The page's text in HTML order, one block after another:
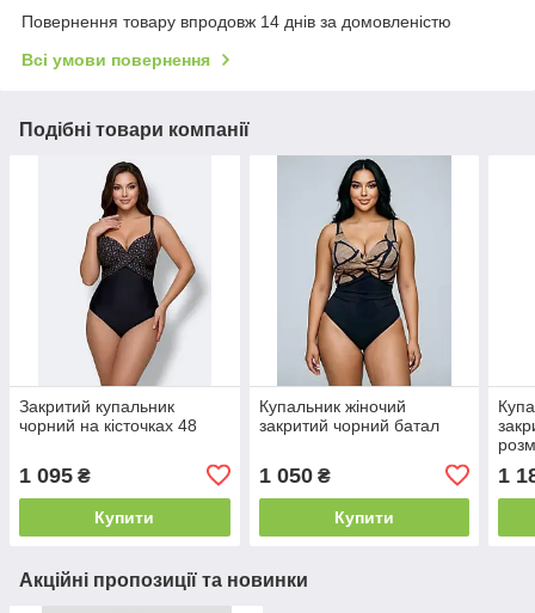
Повернення товару впродовж 14 днів за домовленістю
Всі умови повернення
Подібні товари компанії
Закритий купальник
чорний на кісточках 48
1 095 ₴
Купити
Купальник жіночий
закритий чорний батал
1 050₴
Купити
1
Акційні пропозиції та новинки